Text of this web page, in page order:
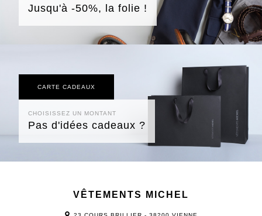
Jusqu'à -50%, la folie !
CARTE CADEAUX
CHOISISSEZ UN MONTANT
Pas d'idées cadeaux ?
VÊTEMENTS MICHEL